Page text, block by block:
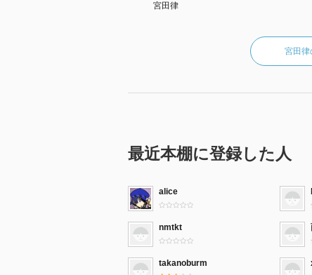
宮田律
宮田律
最近本棚に登録した人
alice
nmtkt
takanoburm